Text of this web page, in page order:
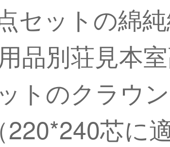
セットの綿
品別荘見本
トのクラウ
芯に